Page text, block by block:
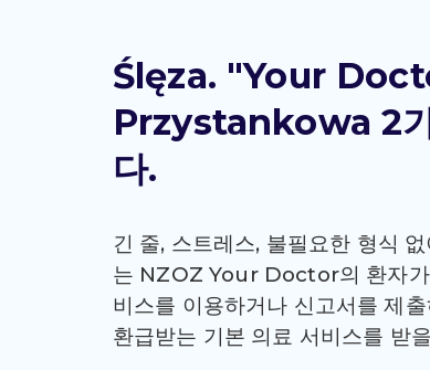
Ślęza. "Your
Przystankowa 2
다.
긴 줄, 스트레스, 불필요한 형식
는 NZOZ Your Doctor의 환자가
비스를 이용하거나 신고서를 제
환급받는 기본 의료 서비스를 받